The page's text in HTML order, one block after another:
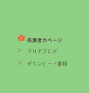
保護者のページ
マリアブログ
ダウンロード書類